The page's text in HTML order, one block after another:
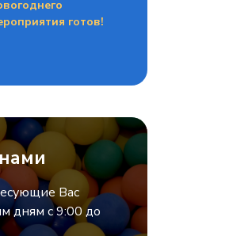
готов!
Вас
дням с 9:00 до